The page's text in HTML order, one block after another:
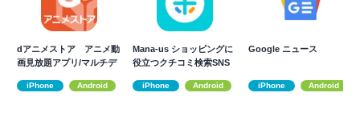
dアニメストア アニメ動
画見放題アプリ/マルチデ
iPhone Android
Mana-us ショッピングに
役立つクチコミ検索SNS
iPhone Android
Google ニュース
iPhone Android